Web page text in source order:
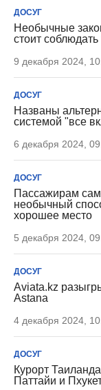
ДОСУГ
Необычные
стоит соблюдать
9 декабря 2024,
ДОСУГ
Названы
системой "все
6 декабря 2024,
ДОСУГ
Пассажирам
необычный
хорошее место
5 декабря 2024,
ДОСУГ
Aviata.kz
Astana
4 декабря 2024,
ДОСУГ
Курорт
Паттайи и